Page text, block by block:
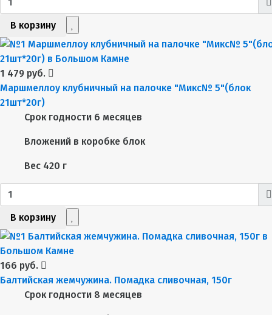
В корзину
1 479 руб.
Маршмеллоу клубничный на палочке "Микс№ 5"(блок
21шт*20г)
Срок годности 6 месяцев
Вложений в коробке блок
Вес 420 г
В корзину
166 руб.
Балтийская жемчужина. Помадка сливочная, 150г
Срок годности 8 месяцев